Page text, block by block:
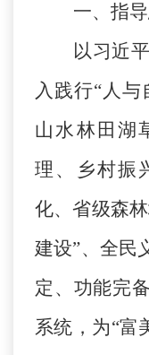
一、 指
以习近
入践行“人与
山水林田湖
理、乡村振
化、省级森
建设”、全民
定、功能完
系统，为“富